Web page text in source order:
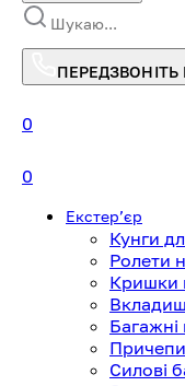
ПЕРЕДЗВОНІТЬ
0
0
Екстерʼєр
Кунги
Ролети
Кришки
Багажні
Причепи
Силові